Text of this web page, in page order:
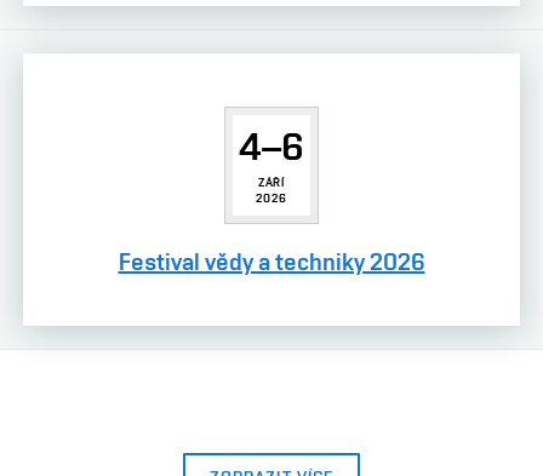
4–6
ZÁŘÍ
2026
Festival vědy a techniky 2026